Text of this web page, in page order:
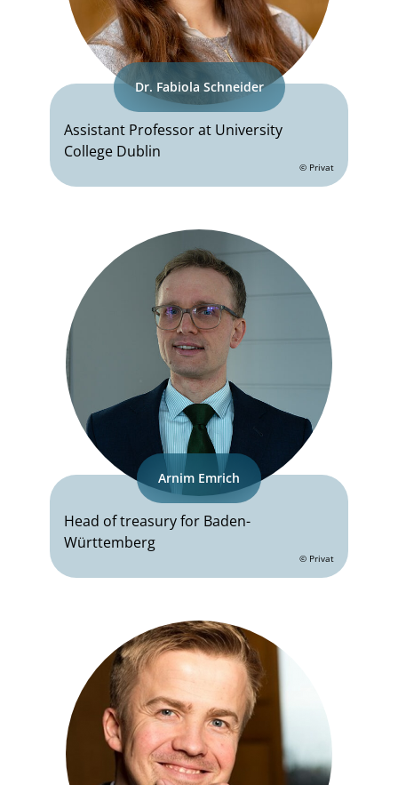
Dr. Fabiola Schneider
Assistant Professor at University
College Dublin
© Privat
Arnim Emrich
Head of treasury for Baden-
Württemberg
© Privat